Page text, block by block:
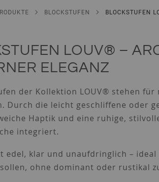
PRODUKTE BLOCKSTUFEN BLOCKSTUFEN
LOUV® –
ELEGANZ
der Kollektion LOUV® stehen
Durch die leicht geschliffene oder
weiche Haptik und eine ruhige,
integriert.
edel, klar und unaufdringlich –
sollen, ohne dominant oder rustikal